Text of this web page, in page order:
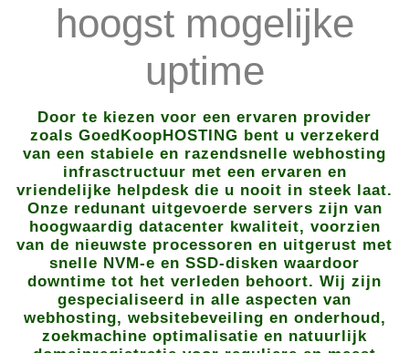
hoogst mogelijke
uptime
Door te kiezen voor een ervaren provider
zoals GoedKoopHOSTING bent u verzekerd
van een stabiele en razendsnelle webhosting
infrasctructuur met een ervaren en
vriendelijke helpdesk die u nooit in steek laat.
Onze redunant uitgevoerde servers zijn van
hoogwaardig datacenter kwaliteit, voorzien
van de nieuwste processoren en uitgerust met
snelle NVM-e en SSD-disken waardoor
downtime tot het verleden behoort. Wij zijn
gespecialiseerd in alle aspecten van
webhosting, websitebeveiling en onderhoud,
zoekmachine optimalisatie en natuurlijk